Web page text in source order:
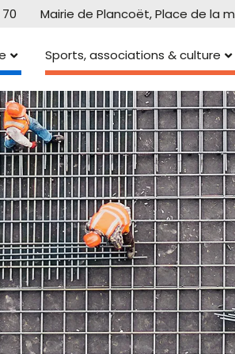
Mairie de Plancoët, Place de la
Sports, associations & culture